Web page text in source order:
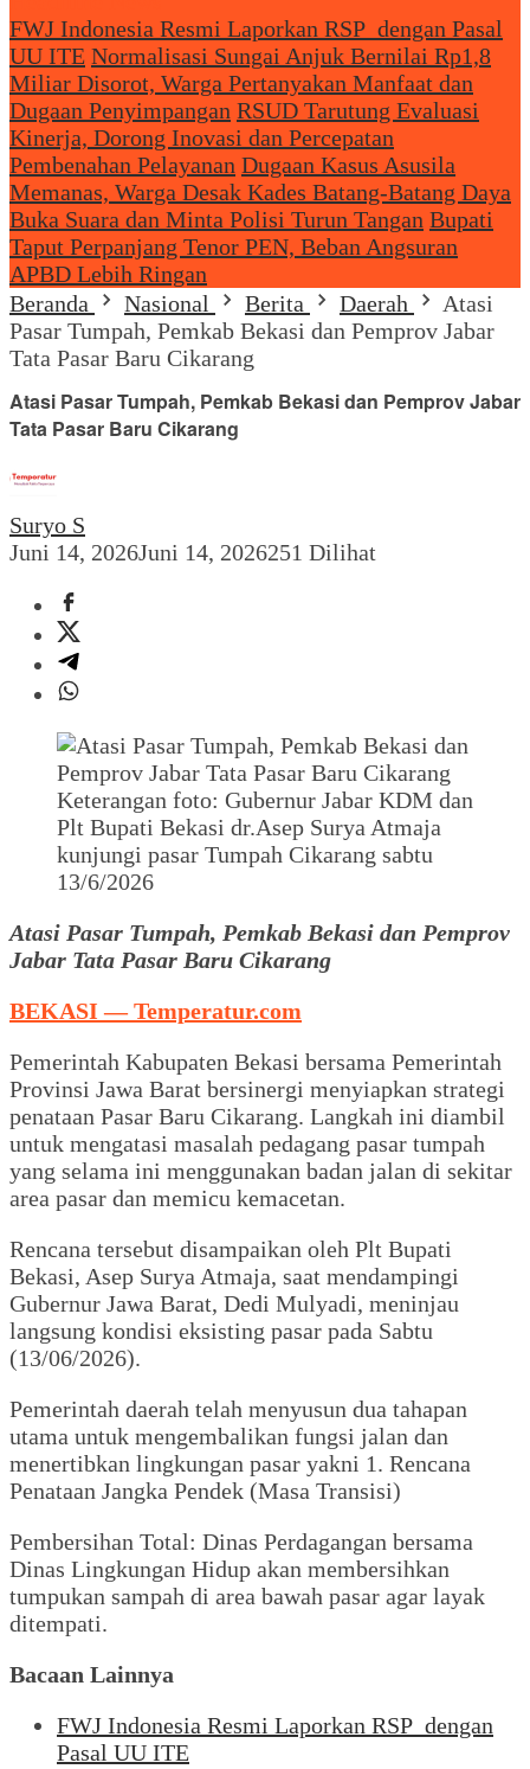
FWJ Indonesia Resmi Laporkan RSP dengan Pasal
UU ITE Normalisasi Sungai Anjuk Bernilai Rp1,8
Miliar Disorot, Warga Pertanyakan Manfaat dan
Dugaan Penyimpangan RSUD Tarutung Evaluasi
Kinerja, Dorong Inovasi dan Percepatan
Pembenahan Pelayanan Dugaan Kasus Asusila
Memanas, Warga Desak Kades Batang-Batang Daya
Buka Suara dan Minta Polisi Turun Tangan Bupati
Taput Perpanjang Tenor PEN, Beban Angsuran
APBD Lebih Ringan
Beranda
Nasional Berita Daerah
Atasi
Pasar Tumpah, Pemkab Bekasi dan Pemprov Jabar
Tata Pasar Baru Cikarang
Atasi Pasar Tumpah, Pemkab Bekasi dan Pemprov Jabar
Tata Pasar Baru Cikarang
Suryo S
Juni 14, 2026Juni 14, 2026251 Dilihat
Keterangan foto: Gubernur Jabar KDM dan
Plt Bupati Bekasi dr.Asep Surya Atmaja
kunjungi pasar Tumpah Cikarang sabtu
13/6/2026
Atasi Pasar Tumpah, Pemkab Bekasi dan Pemprov
Jabar Tata Pasar Baru Cikarang
BEKASI — Temperatur.com
Pemerintah Kabupaten Bekasi bersama Pemerintah
Provinsi Jawa Barat bersinergi menyiapkan strategi
penataan Pasar Baru Cikarang. Langkah ini diambil
untuk mengatasi masalah pedagang pasar tumpah
yang selama ini menggunakan badan jalan di sekitar
area pasar dan memicu kemacetan.
Rencana tersebut disampaikan oleh Plt Bupati
Bekasi, Asep Surya Atmaja, saat mendampingi
Gubernur Jawa Barat, Dedi Mulyadi, meninjau
langsung kondisi eksisting pasar pada Sabtu
(13/06/2026).
Pemerintah daerah telah menyusun dua tahapan
utama untuk mengembalikan fungsi jalan dan
menertibkan lingkungan pasar yakni 1. Rencana
Penataan Jangka Pendek (Masa Transisi)
Pembersihan Total: Dinas Perdagangan bersama
Dinas Lingkungan Hidup akan membersihkan
tumpukan sampah di area bawah pasar agar layak
ditempati.
Bacaan Lainnya
FWJ Indonesia Resmi Laporkan RSP dengan
Pasal UU ITE